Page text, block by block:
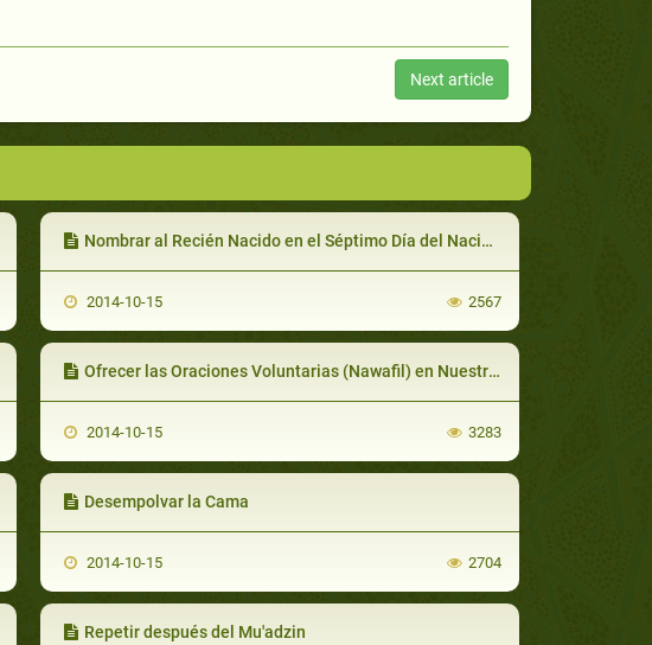
Next article
Nombrar al Recién Nacido en el Séptimo Día del Nacimiento, Si Él No Fue Nombrado en el Primer Día
2014-10-15 2567
Ofrecer las Oraciones Voluntarias (Nawafil) en Nuestra Casa
2014-10-15 3283
Desempolvar la Cama
2014-10-15 2704
Repetir después del Mu'adzin